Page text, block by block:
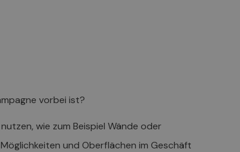
vorbei ist?
wie zum Beispiel Wände oder
und Oberflächen im Geschäft